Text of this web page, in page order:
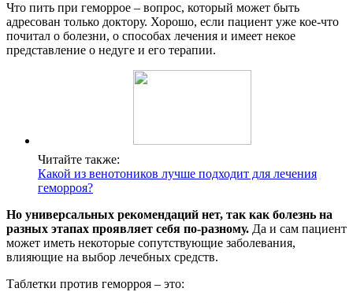
Что пить при геморрое – вопрос, который может быть
адресован только доктору. Хорошо, если пациент уже кое-что
почитал о болезни, о способах лечения и имеет некое
представление о недуге и его терапии.
Читайте также:
Какой из венотоников лучше подходит для лечения
геморроя?
Но универсальных рекомендаций нет, так как болезнь на
разных этапах проявляет себя по-разному. Да и сам пациент
может иметь некоторые сопутствующие заболевания,
влияющие на выбор лечебных средств.
Таблетки против геморроя – это: